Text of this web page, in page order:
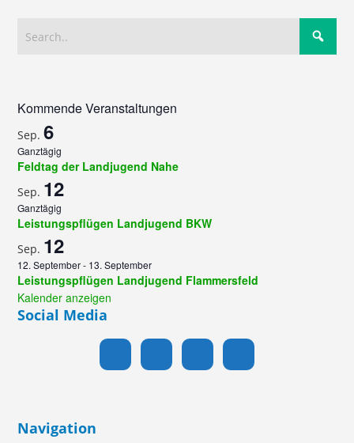
Kommende Veranstaltungen
Sep.6
Ganztägig
Feldtag der Landjugend Nahe
Sep. 12
Ganztägig
Leistungspflügen Landjugend BKW
Sep. 12
12. September- 13. September
Leistungspflügen Landjugend Flammersfeld
Kalender anzeigen
Social Media
Navigation